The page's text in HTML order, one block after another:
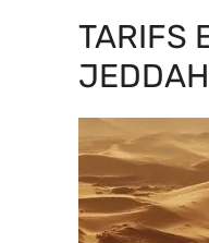
TARIFS